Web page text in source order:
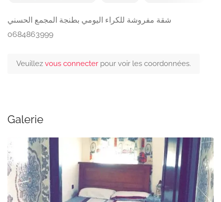
شقة مفروشة للكراء اليومي بطنجة المجمع الحسني
0684863999
Veuillez vous connecter pour voir les coordonnées.
Galerie